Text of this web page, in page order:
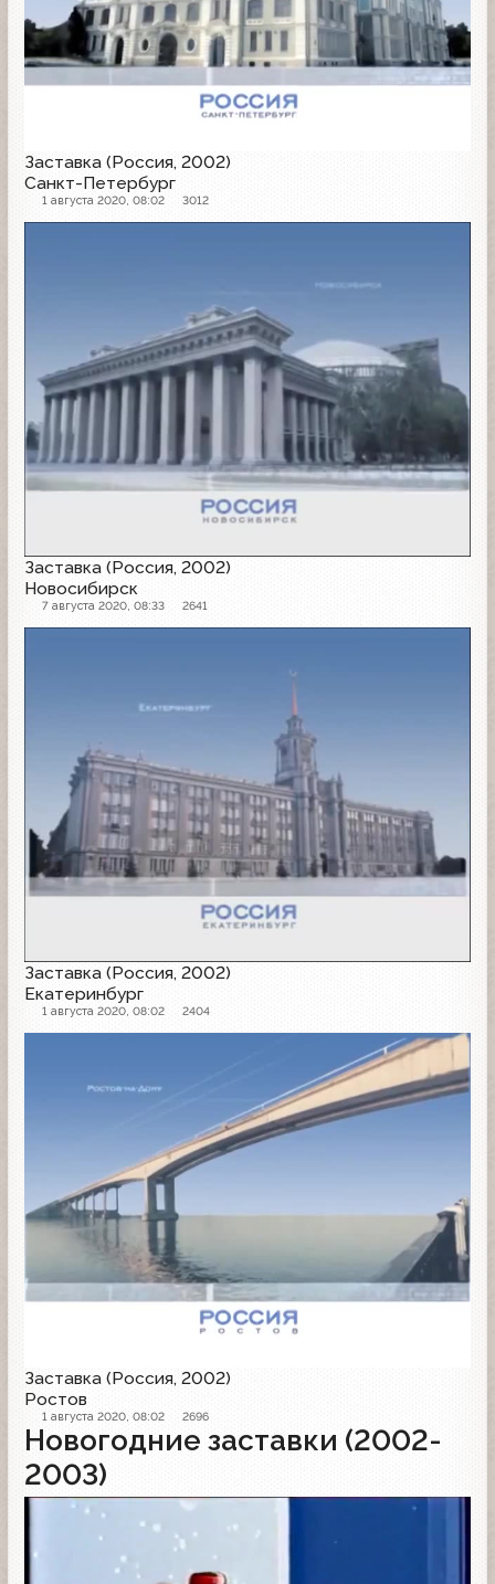
Заставка (Россия, 2002)
Санкт-Петербург
1 августа 2020, 08:02 3012
Заставка (Россия, 2002)
Новосибирск
7 августа 2020, 08:33 2641
Заставка (Россия, 2002)
Екатеринбург
1 августа 2020, 08:02 2404
Заставка (Россия, 2002)
Ростов
1 августа 2020, 08:02 2696
Новогодние заставки (2002-
2003)
Рекламная заставка